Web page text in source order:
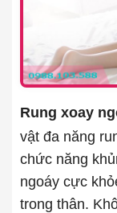
Rung xoay
vật đa năng
chức năng
ngoáy cực
trong thân.